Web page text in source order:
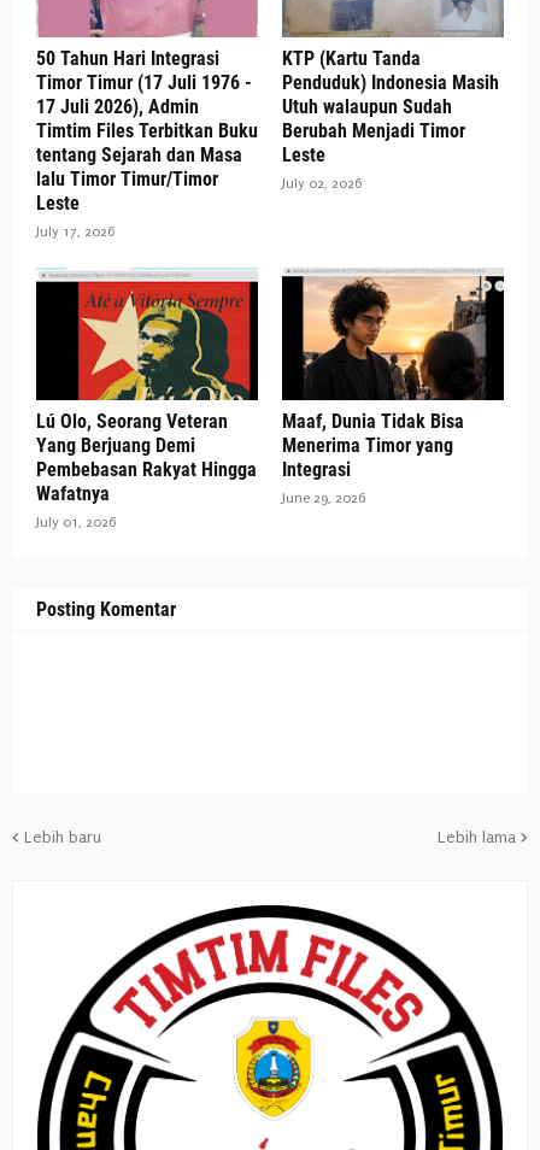
50 Tahun Hari Integrasi
Timor Timur (17 Juli 1976 -
17 Juli 2026), Admin
Timtim Files Terbitkan Buku
tentang Sejarah dan Masa
lalu Timor Timur/Timor
Leste
July 17, 2026
KTP (Kartu Tanda
Penduduk) Indonesia Masih
Utuh walaupun Sudah
Berubah Menjadi Timor
Leste
July 02, 2026
Lú Olo, Seorang Veteran
Yang Berjuang Demi
Pembebasan Rakyat Hingga
Wafatnya
July 01, 2026
Maaf, Dunia Tidak Bisa
Menerima Timor yang
Integrasi
June 29, 2026
Posting Komentar
Lebih baru Lebih lama